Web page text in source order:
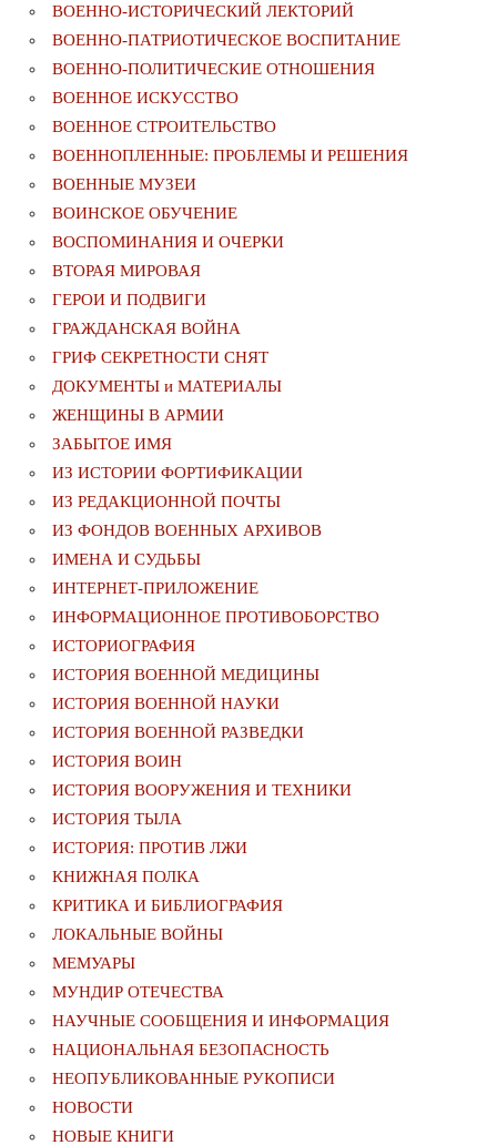
ВОЕННО-ИСТОРИЧЕСКИЙ ЛЕКТОРИЙ
ВОЕННО-ПАТРИОТИЧЕСКОЕ ВОСПИТАНИЕ
ВОЕННО-ПОЛИТИЧЕСКИE ОТНОШЕНИЯ
ВОЕННОЕ ИСКУССТВО
ВОЕННОЕ СТРОИТЕЛЬСТВО
ВОЕННОПЛЕННЫЕ: ПРОБЛЕМЫ И РЕШЕНИЯ
ВОЕННЫЕ МУЗЕИ
ВОИНСКОЕ ОБУЧЕНИЕ
ВОСПОМИНАНИЯ И ОЧЕРКИ
ВТОРАЯ МИРОВАЯ
ГЕРОИ И ПОДВИГИ
ГРАЖДАНСКАЯ ВОЙНА
ГРИФ СЕКРЕТНОСТИ СНЯТ
ДОКУМЕНТЫ и МАТЕРИАЛЫ
ЖЕНЩИНЫ В АРМИИ
ЗАБЫТОЕ ИМЯ
ИЗ ИСТОРИИ ФОРТИФИКАЦИИ
ИЗ РЕДАКЦИОННОЙ ПОЧТЫ
ИЗ ФОНДОВ ВОЕННЫХ АРХИВОВ
ИМЕНА И СУДЬБЫ
ИНТЕРНЕТ-ПРИЛОЖЕНИЕ
ИНФОРМАЦИОННОЕ ПРОТИВОБОРСТВО
ИСТОРИОГРАФИЯ
ИСТОРИЯ ВОЕННОЙ МЕДИЦИНЫ
ИСТОРИЯ ВОЕННОЙ НАУКИ
ИСТОРИЯ ВОЕННОЙ РАЗВЕДКИ
ИСТОРИЯ ВОИН
ИСТОРИЯ ВООРУЖЕНИЯ И ТЕХНИКИ
ИСТОРИЯ ТЫЛА
ИСТОРИЯ: ПРОТИВ ЛЖИ
КНИЖНАЯ ПОЛКА
КРИТИКА И БИБЛИОГРАФИЯ
ЛОКАЛЬНЫЕ ВОЙНЫ
МЕМУАРЫ
МУНДИР ОТЕЧЕСТВА
НАУЧНЫЕ СООБЩЕНИЯ И ИНФОРМАЦИЯ
НАЦИОНАЛЬНАЯ БЕЗОПАСНОСТЬ
НЕОПУБЛИКОВАННЫЕ РУКОПИСИ
НОВОСТИ
НОВЫЕ КНИГИ